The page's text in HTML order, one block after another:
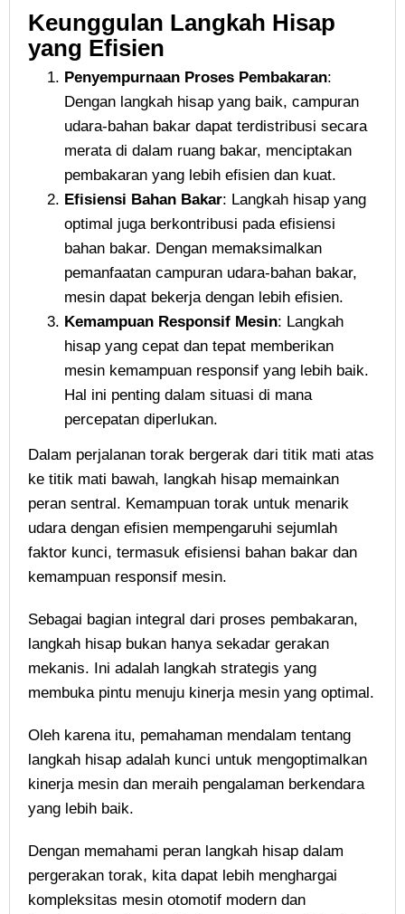
Keunggulan Langkah Hisap
yang Efisien
Penyempurnaan Proses Pembakaran:
Dengan langkah hisap yang baik, campuran
udara-bahan bakar dapat terdistribusi secara
merata di dalam ruang bakar, menciptakan
pembakaran yang lebih efisien dan kuat.
Efisiensi Bahan Bakar: Langkah hisap yang
optimal juga berkontribusi pada efisiensi
bahan bakar. Dengan memaksimalkan
pemanfaatan campuran udara-bahan bakar,
mesin dapat bekerja dengan lebih efisien.
Kemampuan Responsif Mesin: Langkah
hisap yang cepat dan tepat memberikan
mesin kemampuan responsif yang lebih baik.
Hal ini penting dalam situasi di mana
percepatan diperlukan.
Dalam perjalanan torak bergerak dari titik mati atas
ke titik mati bawah, langkah hisap memainkan
peran sentral. Kemampuan torak untuk menarik
udara dengan efisien mempengaruhi sejumlah
faktor kunci, termasuk efisiensi bahan bakar dan
kemampuan responsif mesin.
Sebagai bagian integral dari proses pembakaran,
langkah hisap bukan hanya sekadar gerakan
mekanis. Ini adalah langkah strategis yang
membuka pintu menuju kinerja mesin yang optimal.
Oleh karena itu, pemahaman mendalam tentang
langkah hisap adalah kunci untuk mengoptimalkan
kinerja mesin dan meraih pengalaman berkendara
yang lebih baik.
Dengan memahami peran langkah hisap dalam
pergerakan torak, kita dapat lebih menghargai
kompleksitas mesin otomotif modern dan